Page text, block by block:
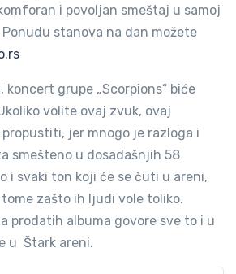
i povoljan smeštaj u samoj
stanova na dan možete
koncert grupe „Scorpions“ biće
volite ovaj zvuk, ovaj
jer mnogo je razloga i
smešteno u dosadašnjih 58
i svaki ton koji će se čuti u areni,
zašto ih ljudi vole toliko.
prodatih albuma govore sve to i u
u Štark areni.